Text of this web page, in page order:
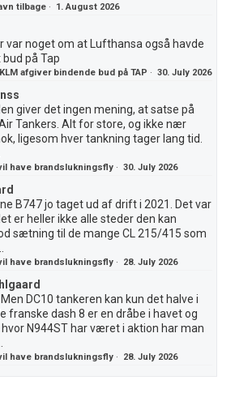
tilbage · 1. August 2026
var noget om at Lufthansa også havde
på Tap
afgiver bindende bud på TAP ·30. July 2026
giver det ingen mening, at satse på
Tankers. Alt for store, og ikke nær
ligesom hver tankning tager lang tid.
have brandslukningsfly ·30. July 2026
B747 jo taget ud af drift i 2021. Det var
er heller ikke alle steder den kan
sætning til de mange CL 215/415 som
have brandslukningsfly · 28. July 2026
DC10 tankeren kan kun det halve i
franske dash 8 er en dråbe i havet og
N944ST har været i aktion har man
have brandslukningsfly · 28. July 2026